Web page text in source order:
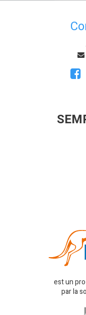
est un
par la